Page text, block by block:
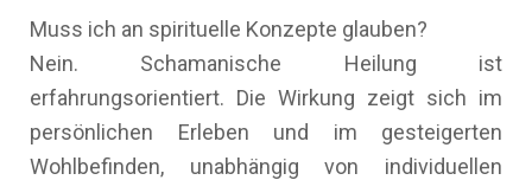
Muss ich an spirituelle Konzepte glauben?
Nein. Schamanische Heilung ist
erfahrungsorientiert. Die Wirkung zeigt sich im
persönlichen Erleben und im gesteigerten
Wohlbefinden, unabhängig von individuellen